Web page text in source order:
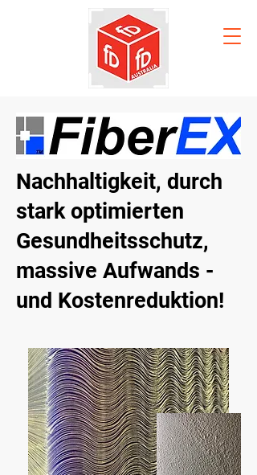
Nachhaltigkeit, durch
stark optimierten
Gesundheitsschutz,
massive Aufwands -
und Kostenreduktion!